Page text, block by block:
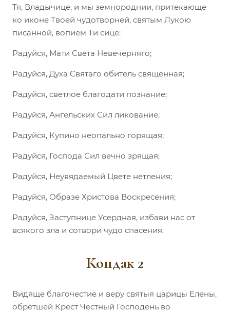
Тя, Владычице, и мы земнороднии, притекающе
ко иконе Твоей чудотворней, святым Лукою
писанной, вопием Ти сице:
Радуйся, Мати Света Невечерняго;
Радуйся, Духа Святаго обитель священная;
Радуйся, светлое благодати познание;
Радуйся, Ангельских Сил ликование;
Радуйся, Купино неопально горящая;
Радуйся, Господа Сил вечно зрящая;
Радуйся, Неувядаемый Цвете нетления;
Радуйся, Образе Христова Воскресения;
Радуйся, Заступнице Усердная, избави нас от
всякого зла и сотвори чудо спасения.
Кондак 2
Видяще благочестие и веру святыя царицы Елены,
обретшей Крест Честный Господень во